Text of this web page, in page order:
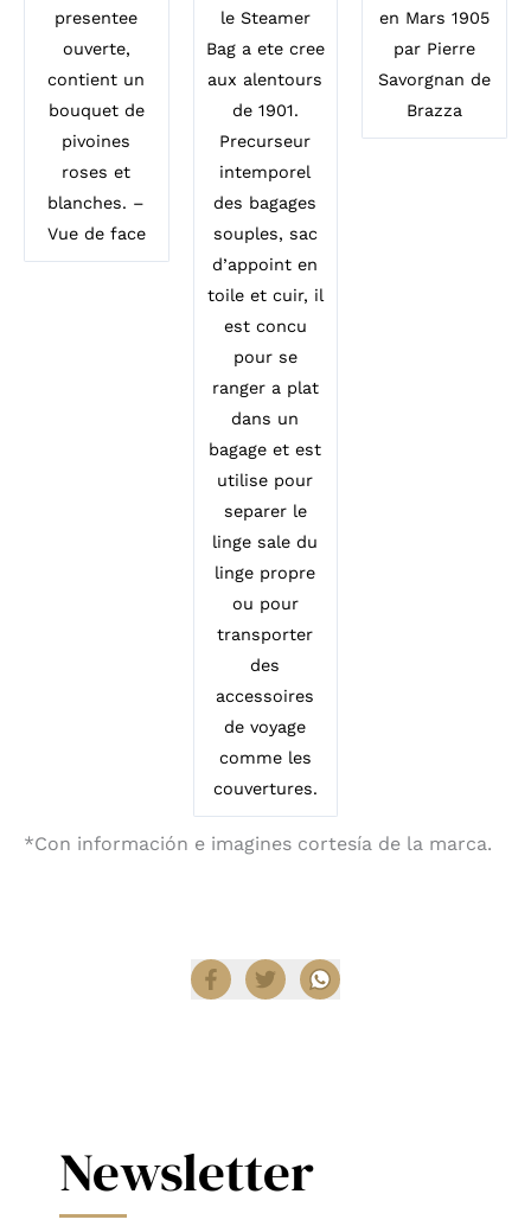
presentee
ouverte,
contient un
bouquet de
pivoines
roses et
blanches. –
Vue de face
le Steamer
Bag a ete cree
aux alentours
de 1901.
Precurseur
intemporel
des bagages
souples, sac
d’appoint en
toile et cuir, il
est concu
pour se
ranger a plat
dans un
bagage et est
utilise pour
separer le
linge sale du
linge propre
ou pour
transporter
des
accessoires
de voyage
comme les
couvertures.
en Mars 1905
par Pierre
Savorgnan de
Brazza
*Con información e imagines cortesía de la marca.
Newsletter